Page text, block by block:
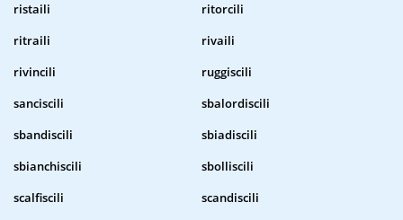
ristaili
ritorcili
ritraili
rivaili
rivincili
ruggiscili
sanciscili
sbalordiscili
sbandiscili
sbiadiscili
sbianchiscili
sbolliscili
scalfiscili
scandiscili